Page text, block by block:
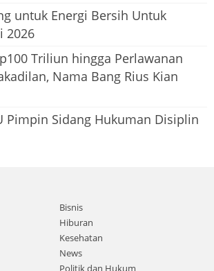
untuk Energi Bersih Untuk
2026
Triliun hingga Perlawanan
Nama Bang Rius Kian
Pimpin Sidang Hukuman Disiplin
Bisnis
Hiburan
Kesehatan
News
Politik dan Hukum